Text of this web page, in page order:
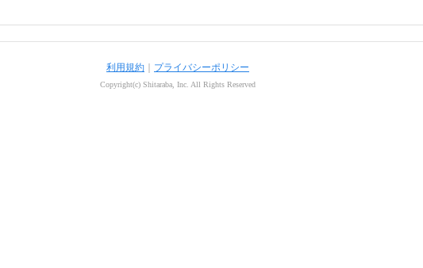
利用規約 プライバシーポリシー
Copyright(c) Shitaraba, Inc. All Rights Reserved